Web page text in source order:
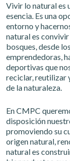
Vivir lo natural es
esencia. Es una
entorno y
natural es
bosques, desde
emprendedoras,
deportivas que
reciclar, reutilizar
de la naturaleza.
En CMPC
disposición
promoviendo su
origen natural,
natural es